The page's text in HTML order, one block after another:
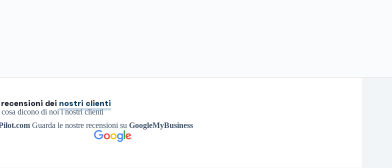
dei nostri clienti
cosa dicono di noi i nostri clienti
Guarda le nostre recensioni suGoogleMyBusiness